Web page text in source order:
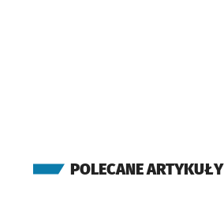
POLECANE ARTYKUŁY